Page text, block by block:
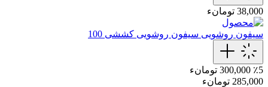
38,000 تومانء
سیفون روشویی سیفون روشویی کششی 100
٪5 300,000 تومانء
285,000 تومانء